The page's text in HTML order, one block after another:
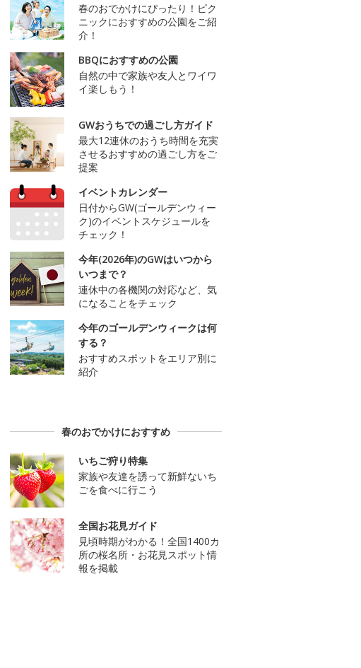
春のおでかけにぴったり！ピク
ニックにおすすめの公園をご紹
介！
BBQにおすすめの公園
自然の中で家族や友人とワイワ
イ楽しもう！
GWおうちでの過ごし方ガイド
最大12連休のおうち時間を充実
させるおすすめの過ごし方をご
提案
イベントカレンダー
日付からGW(ゴールデンウィー
ク)のイベントスケジュールを
チェック！
今年(2026年)のGWはいつから
いつまで？
連休中の各機関の対応など、気
になることをチェック
今年のゴールデンウィークは何
する？
おすすめスポットをエリア別に
紹介
春のおでかけにおすすめ
いちご狩り特集
家族や友達を誘って新鮮ないち
ごを食べに行こう
全国お花見ガイド
見頃時期がわかる！全国1400カ
所の桜名所・お花見スポット情
報を掲載